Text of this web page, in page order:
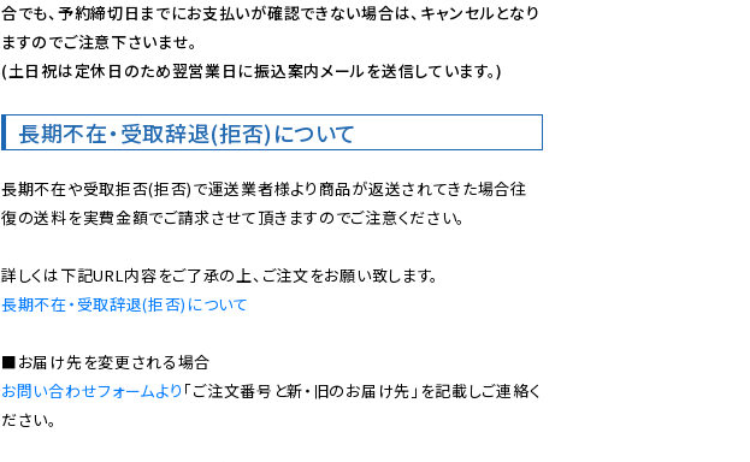
合でも、予約締切日までにお支払いが確認できない場合は、キャンセルとなり
ますのでご注意下さいませ。
(土日祝は定休日のため翌営業日に振込案内メールを送信しています。)
長期不在・受取辞退(拒否)について
長期不在や受取拒否(拒否)で運送業者様より商品が返送されてきた場合往
復の送料を実費金額でご請求させて頂きますのでご注意ください。
長期不在・受取辞退(拒否)について
お問い合わせフォームより 「ご注文番号と新・旧のお届け先」を記載しご連絡く
ださい。